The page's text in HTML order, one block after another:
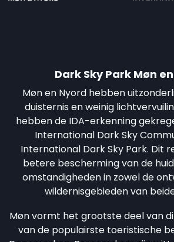
Dark Sky Park Møn
Møn en Nyord hebben
duisternis en weinig
hebben de IDA-erkenning
International Dark Sky
International Dark Sky Park. Dit
betere bescherming van de
omstandigheden in zowel de
wildernisgebieden van
Møn vormt het grootste deel van
van de populairste toeristische